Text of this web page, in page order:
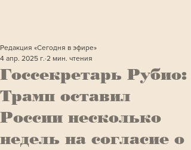
Госсекретарь Рубио:
Трамп оставил
России несколько
недель на согласие о
Редакция «Сегодня в эфире»
4 апр. 2025 г. 2 мин. чтения